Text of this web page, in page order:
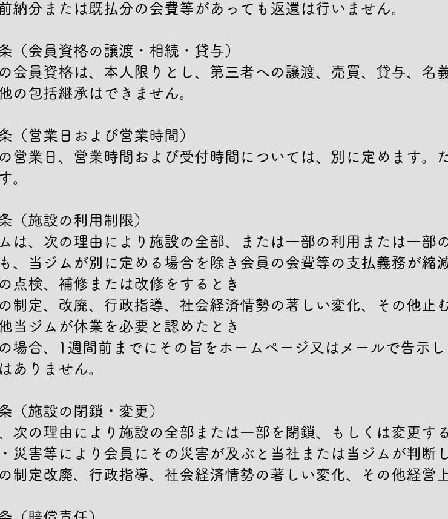
納分または既払分の会費等があっても返還は行いません。
（会員資格の譲渡・相続・貸与）
会員資格は、本人限りとし、第三者への譲渡、売買、貸与、
の包括継承はできません。
（営業日および営業時間）
営業日、営業時間および受付時間については、別に定めます
。
（施設の利用制限）
は、次の理由により施設の全部、または一部の利用または一部
、当ジムが別に定める場合を除き会員の会費等の支払義務が縮
点検、補修または改修をするとき
制定、改廃、行政指導、社会経済情勢の著しい変化、その他止
当ジムが休業を必要と認めたとき
場合、1週間前までにその旨をホームページ又はメールで告示
ありません。
（施設の閉鎖・変更）
次の理由により施設の全部または一部を閉鎖、もしくは変更す
災害等により会員にその災害が及ぶと当社または当ジムが判断
制定改廃、行政指導、社会経済情勢の著しい変化、その他経営